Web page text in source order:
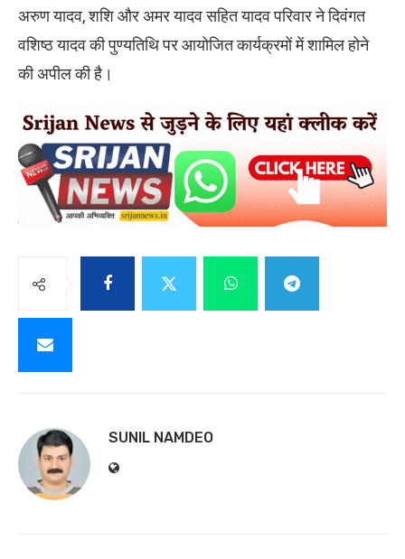
अरुण यादव, शशि और अमर यादव सहित यादव परिवार ने दिवंगत
वशिष्ठ यादव की पुण्यतिथि पर आयोजित कार्यक्रमों में शामिल होने
की अपील की है।
SUNIL NAMDEO